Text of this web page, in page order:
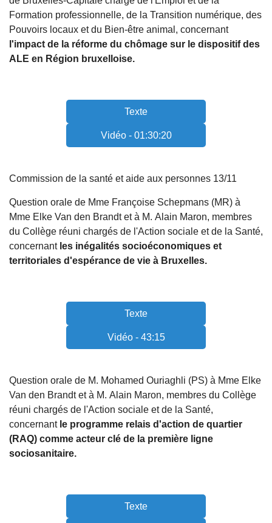
Formation professionnelle, de la Transition numérique, des
Pouvoirs locaux et du Bien-être animal, concernant
l'impact de la réforme du chômage sur le dispositif des
ALE en Région bruxelloise.
Texte
Vidéo - 01:30:20
Commission de la santé et aide aux personnes 13/11
Question orale de Mme Françoise Schepmans (MR) à
Mme Elke Van den Brandt et à M. Alain Maron, membres
du Collège réuni chargés de l'Action sociale et de la Santé,
concernant les inégalités socioéconomiques et
territoriales d'espérance de vie à Bruxelles.
Texte
Vidéo - 43:15
Question orale de M. Mohamed Ouriaghli (PS) à Mme Elke
Van den Brandt et à M. Alain Maron, membres du Collège
réuni chargés de l'Action sociale et de la Santé,
concernant le programme relais d'action de quartier
(RAQ) comme acteur clé de la première ligne
sociosanitaire.
Texte